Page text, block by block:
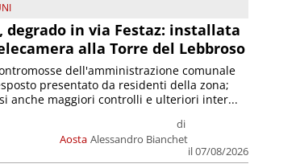
degrado in via Festaz: installata
alla Torre del Lebbroso
Aosta
di
Alessandro Bianchet
il 07/08/2026
dell'amministrazione comunale
presentato da residenti della zona;
anche maggiori controlli e ulteriori inter...